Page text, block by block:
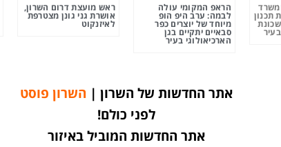
תכנון
הראפ המקומי עולה
לבמה: ערב היפ הופ
מיוחד של יוצרים כפר
סבאיים יתקיים בגן
הארכיאולוגי בעיר
ראש מועצת דרום השרון,
אושרת גני גונן מצטרפת
לאיזנקוט
אתר החדשות של השרון | השרון פוסט
לפני כולם!
אתר החדשות המוביל באיזור